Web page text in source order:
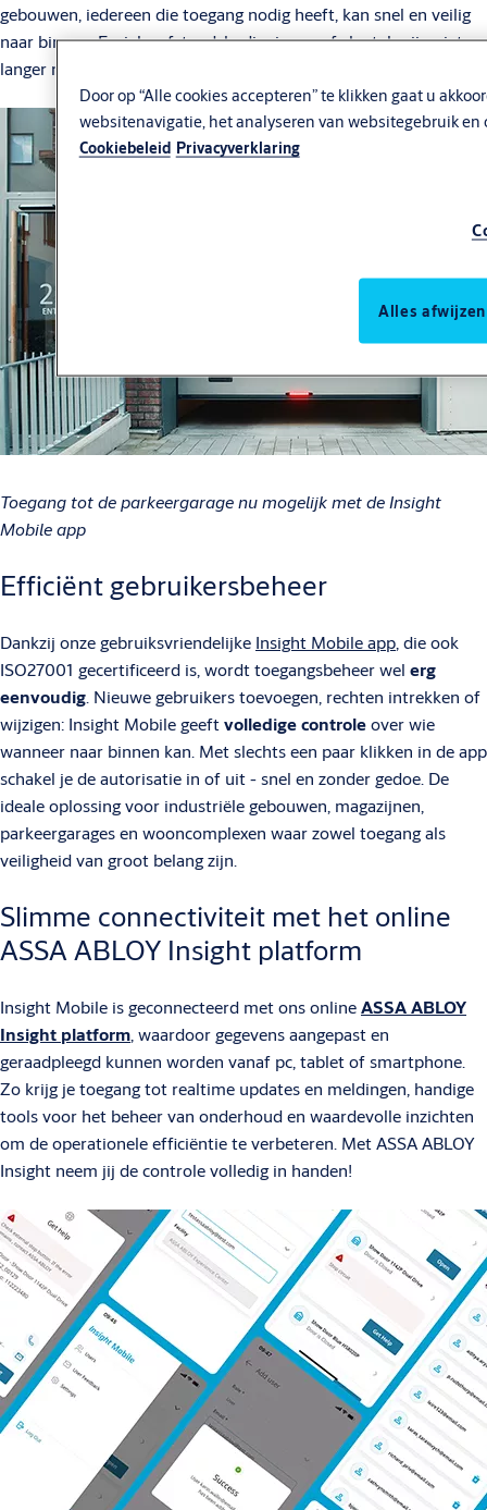
gebouwen, iedereen die toegang nodig heeft, kan snel en veilig
naar binnen. Fysieke afstandsbedieningen of sleutels zijn niet
langer nodig, één klik op je smartphone volstaat.
Toegang tot de parkeergarage nu mogelijk met de Insight
Mobile app
Efficiënt gebruikersbeheer
Dankzij onze gebruiksvriendelijke Insight Mobile app, die ook
ISO27001 gecertificeerd is, wordt toegangsbeheer wel erg
eenvoudig. Nieuwe gebruikers toevoegen, rechten intrekken of
wijzigen: Insight Mobile geeftvolledige controleover wie
wanneer naar binnen kan. Met slechts een paar klikken in de app
schakel je de autorisatie in of uit - snel en zonder gedoe. De
ideale oplossing voor industriële gebouwen, magazijnen,
parkeergarages en wooncomplexen waar zowel toegang als
veiligheid van groot belang zijn.
Slimme connectiviteit met het online
ASSA ABLOY Insight platform
Insight Mobile is geconnecteerd met ons onlineASSA ABLOY
Insight platform, waardoor gegevens aangepast en
geraadpleegd kunnen worden vanaf pc, tablet of smartphone.
Zo krijg je toegang tot realtime updates en meldingen, handige
tools voor het beheer van onderhoud en waardevolle inzichten
om de operationele efficiëntie te verbeteren. Met ASSA ABLOY
Insight neem jij de controle volledig in handen!
Door op “Alle cookies accepteren” te klikken gaat u
websitenavigatie, het analyseren van websitegebruik
Cookiebeleid Privacyverklaring
Alles afwijzen